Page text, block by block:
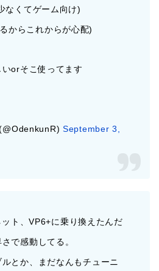
なくてゲーム向け)
からこれからが心配)
orそこ使ってます
September 3,
ト、VP6+に乗り換えたんだ
で感動してる。
とか、まだなんもチューニ